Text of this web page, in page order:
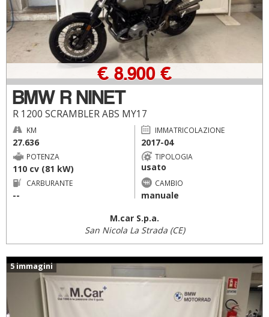
BMW R NINET
R 1200 SCRAMBLER ABS MY17
€ 8.900 €
KM
27.636
IMMATRICOLAZIONE
2017-04
POTENZA
110 cv (81 kW)
TIPOLOGIA
usato
CARBURANTE
--
CAMBIO
manuale
M.car S.p.a.
San Nicola La Strada (CE)
5 immagini